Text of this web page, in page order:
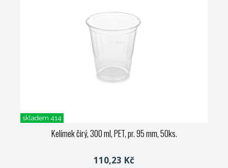
skladem 414
Kelímek čirý, 300 ml, PET, pr. 95 mm, 50ks.
110,23 Kč